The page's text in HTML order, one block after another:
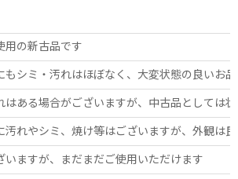
用の新古品です
もシミ・汚れはほぼなく、大変状態の良いお
はある場合がございますが、中古品としては
汚れやシミ、焼け等はございますが、外観は
いますが、まだまだご使用いただけます